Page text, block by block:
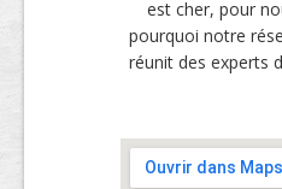
est cher, pour
pourquoi notre
réunit des experts